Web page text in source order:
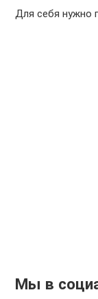
Для себя нужно
Мы в